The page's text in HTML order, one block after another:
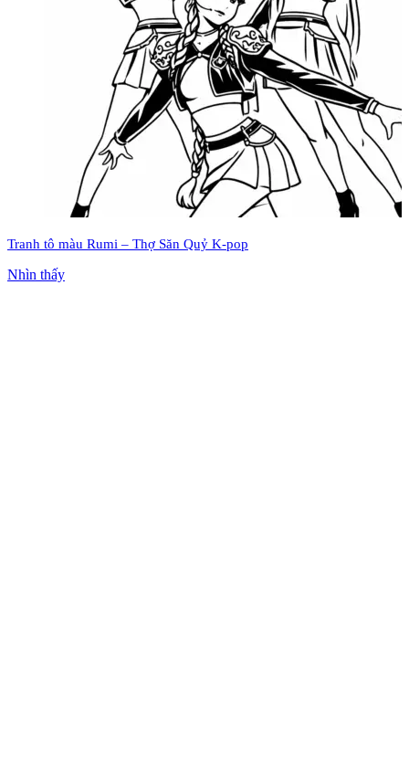
Tranh tô màu Rumi – Thợ Săn Quỷ K-pop
Nhìn thấy